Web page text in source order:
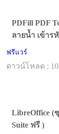
PDFill PDF
ลายน้ำ เข้าร
ฟรีแวร์
ดาวน์โหลด :
LibreOffice (
Suite ฟรี )